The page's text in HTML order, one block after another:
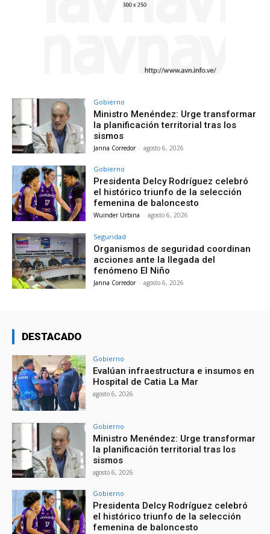
Gobierno
Ministro Menéndez: Urge transformar
la planificación territorial tras los
sismos
Janna Corredor - agosto 6, 2026
Gobierno
Presidenta Delcy Rodríguez celebró
el histórico triunfo de la selección
femenina de baloncesto
Wuinder Urbina - agosto 6, 2026
Seguridad
Organismos de seguridad coordinan
acciones ante la llegada del
fenómeno El Niño
Janna Corredor - agosto 6, 2026
DESTACADO
Gobierno
Evalúan infraestructura e insumos en
Hospital de Catia La Mar
agosto 6, 2026
Gobierno
Ministro Menéndez: Urge transformar
la planificación territorial tras los
sismos
agosto 6, 2026
Gobierno
Presidenta Delcy Rodríguez celebró
el histórico triunfo de la selección
femenina de baloncesto